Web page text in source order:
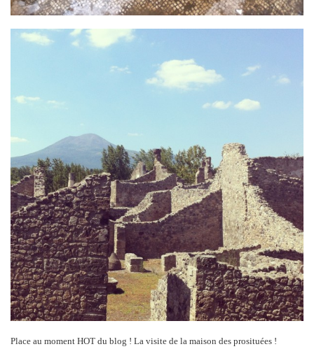
Place au moment HOT du blog ! La visite de la maison des prosituées !